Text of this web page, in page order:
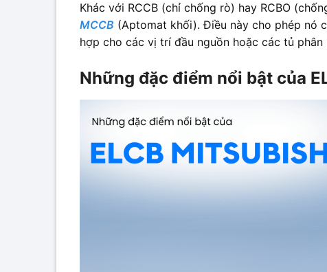
Khác với RCCB (chỉ chống rò) hay RCBO
MCCB (Aptomat khối). Điều này cho phép nó
hợp cho các vị trí đầu nguồn hoặc các tủ phân
Những đặc điểm nổi bật của